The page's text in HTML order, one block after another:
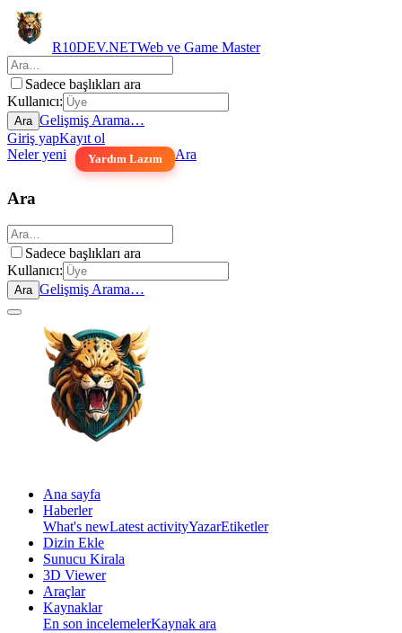
R10DEV.NETWeb ve Game Master
Sadece başlıkları ara
Kullanıcı:
Ara Gelişmiş Arama…
Giriş yapKayıt ol
Neler yeni
Yardım Lazım Ara
Ara
Sadece başlıkları ara
Kullanıcı:
Ara Gelişmiş Arama…
Ana sayfa
Haberler
What's newLatest activityYazarEtiketler
Dizin Ekle
Sunucu Kirala
3D Viewer
Araçlar
Kaynaklar
En son incelemelerKaynak ara